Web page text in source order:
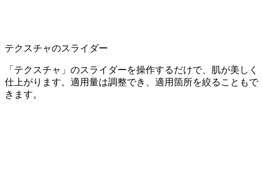
テクスチャのスライダー
「テクスチャ」のスライダーを操作するだけで、肌が美しく
仕上がります。適用量は調整でき、適用箇所を絞ることもで
きます。